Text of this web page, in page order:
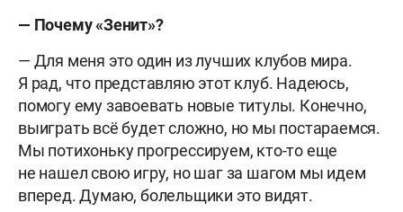
— Почему «Зенит»?
— Для меня это один из лучших клубов мира.
Я рад, что представляю этот клуб. Надеюсь,
помогу ему завоевать новые титулы. Конечно,
выиграть всё будет сложно, но мы постараемся.
Мы потихоньку прогрессируем, кто-то еще
не нашел свою игру, но шаг за шагом мы идем
вперед. Думаю, болельщики это видят.